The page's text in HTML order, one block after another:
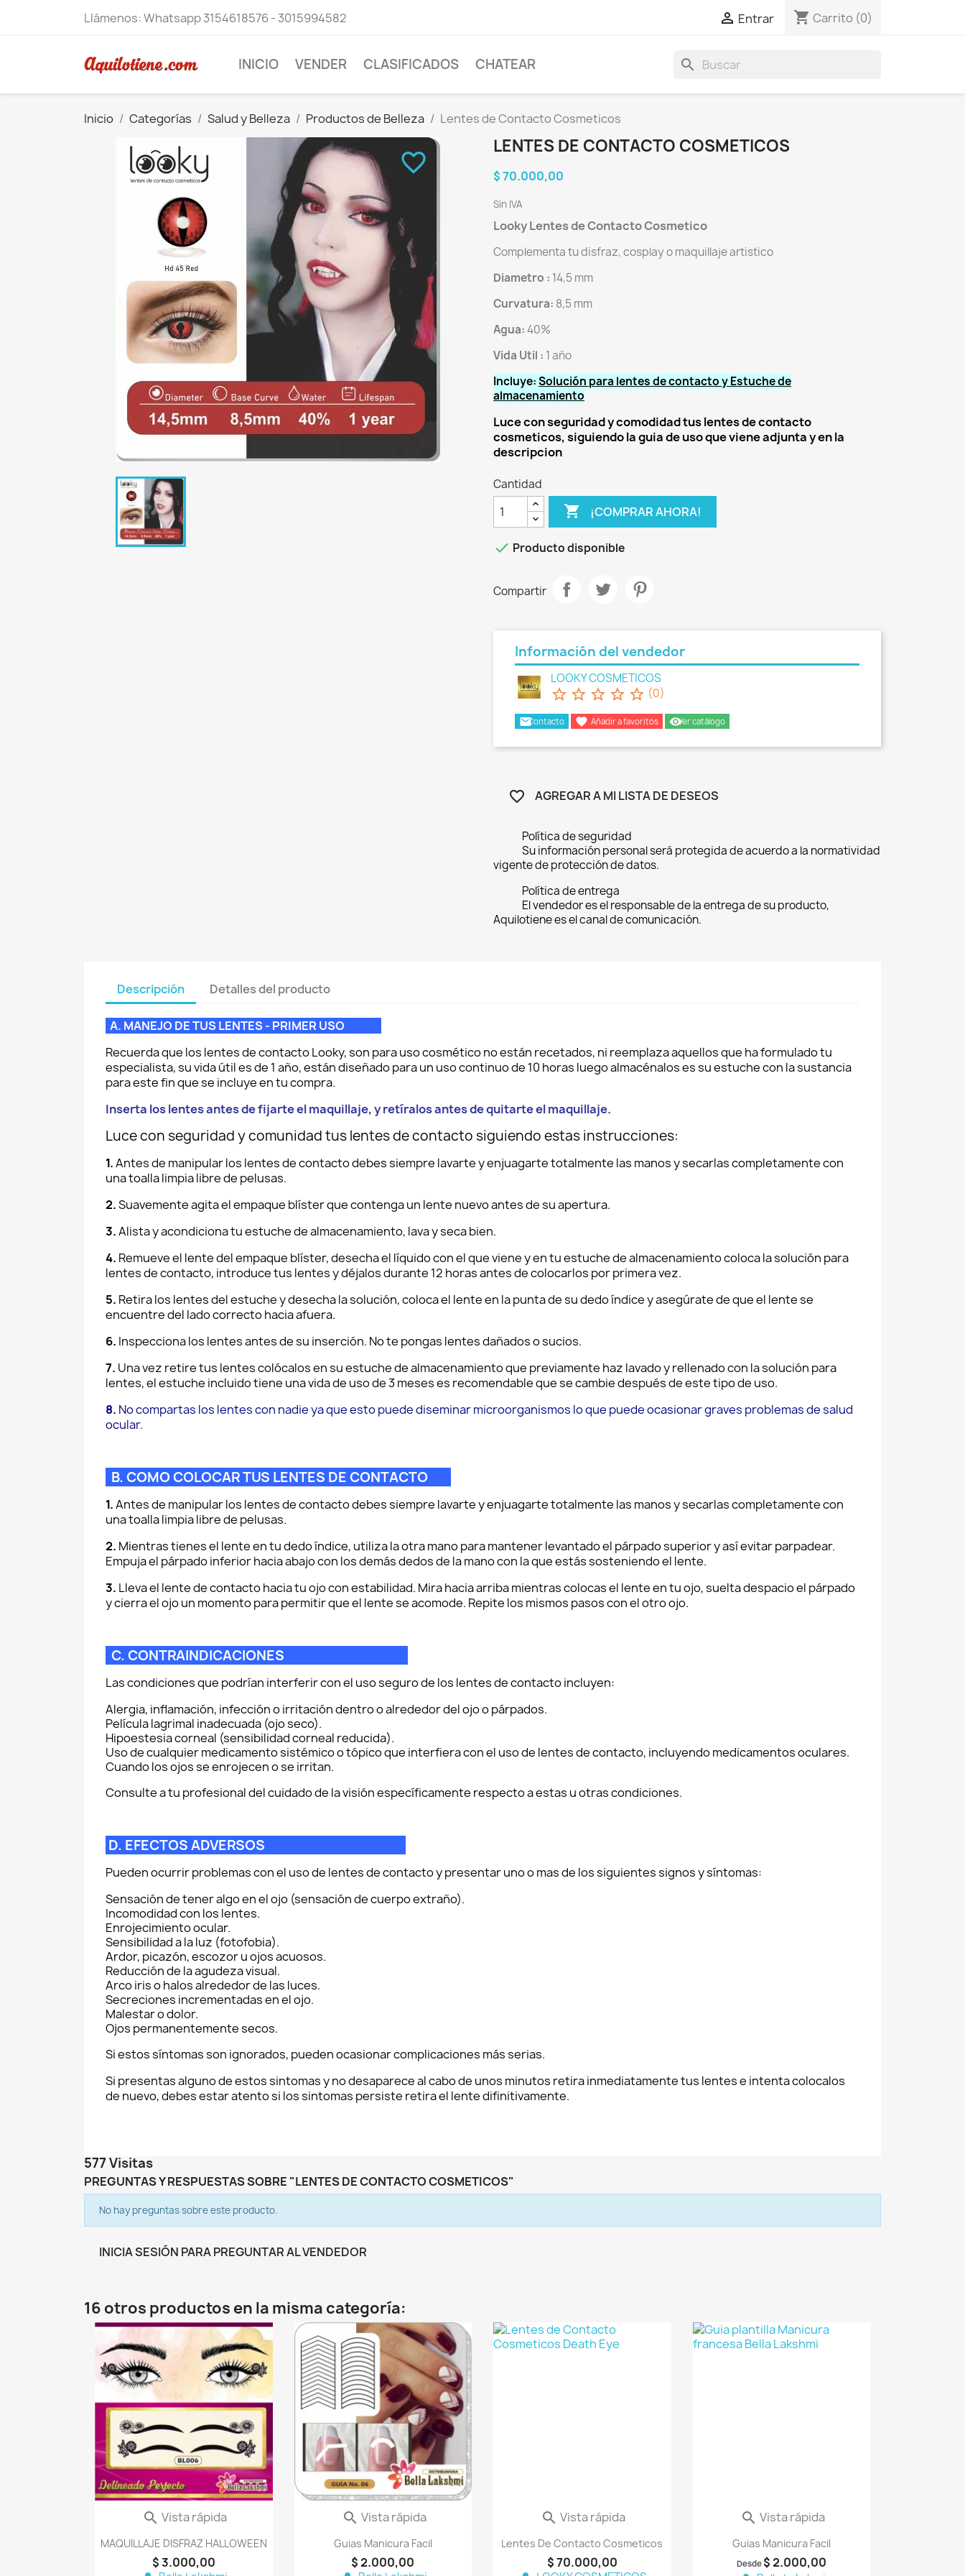
Llámenos:Whatsapp 3154618576 - 3015994582  Entrar shopping_cart Carrito (0)
INICIO VENDER CLASIFICADOS CHATEAR search
Inicio Categorías Salud y Belleza Productos de Belleza Lentes de Contacto Cosmeticos
favorite_border
LENTES DE CONTACTO COSMETICOS
$ 70.000,00
Sin IVA
Looky Lentes de Contacto Cosmetico
Complementa tu disfraz, cosplay o maquillaje artistico
Diametro : 14,5 mm
Curvatura: 8,5 mm
Agua:40%
Vida Util : 1 año
Incluye:Solución para lentes de contacto y Estuche de
almacenamiento
Luce con seguridad y comodidad tus lentes de contacto
cosmeticos, siguiendo la guia de uso que viene adjunta y en la
descripcion
Cantidad
 ¡COMPRAR AHORA!
 Producto disponible
Compartir
Información del vendedor
LOOKY COSMETICOS
star_border star_border star_border star_border star_border (0)
emailContacto  Añadir a favoritos remove_red_eyeVer catálogo
favorite_border AGREGAR A MI LISTA DE DESEOS
Política de seguridad
Su información personal será protegida de acuerdo a la normatividad
vigente de protección de datos.
Política de entrega
El vendedor es el responsable de la entrega de su producto,
Aquilotiene es el canal de comunicación.
Descripción Detalles del producto
A. MANEJO DE TUS LENTES - PRIMER USO
Recuerda que los lentes de contacto Looky, son para uso cosmético no están recetados, ni reemplaza aquellos que ha formulado tu
especialista, su vida útil es de 1 año, están diseñado para un uso continuo de 10 horas luego almacénalos es su estuche con la sustancia
para este fin que se incluye en tu compra.
Inserta los lentes antes de fijarte el maquillaje, y retíralos antes de quitarte el maquillaje.
Luce con seguridad y comunidad tus lentes de contacto siguiendo estas instrucciones:
1.Antes de manipular los lentes de contacto debes siempre lavarte y enjuagarte totalmente las manos y secarlas completamente con
una toalla limpia libre de pelusas.
2.Suavemente agita el empaque blíster que contenga un lente nuevo antes de su apertura.
3.Alista y acondiciona tu estuche de almacenamiento, lava y seca bien.
4. Remueve el lente del empaque blíster, desecha el líquido con el que viene y en tu estuche de almacenamiento coloca la solución para
lentes de contacto, introduce tus lentes y déjalos durante 12 horas antes de colocarlos por primera vez.
5. Retira los lentes del estuche y desecha la solución, coloca el lente en la punta de su dedo índice y asegúrate de que el lente se
encuentre del lado correcto hacia afuera.
6. Inspecciona los lentes antes de su inserción. No te pongas lentes dañados o sucios.
7. Una vez retire tus lentes colócalos en su estuche de almacenamiento que previamente haz lavado y rellenado con la solución para
lentes, el estuche incluido tiene una vida de uso de 3 meses es recomendable que se cambie después de este tipo de uso.
8. No compartas los lentes con nadie ya que esto puede diseminar microorganismos lo que puede ocasionar graves problemas de salud
ocular.
B. COMO COLOCAR TUS LENTES DE CONTACTO
1.Antes de manipular los lentes de contacto debes siempre lavarte y enjuagarte totalmente las manos y secarlas completamente con
una toalla limpia libre de pelusas.
2. Mientras tienes el lente en tu dedo índice, utiliza la otra mano para mantener levantado el párpado superior y así evitar parpadear.
Empuja el párpado inferior hacia abajo con los demás dedos de la mano con la que estás sosteniendo el lente.
3. Lleva el lente de contacto hacia tu ojo con estabilidad. Mira hacia arriba mientras colocas el lente en tu ojo, suelta despacio el párpado
y cierra el ojo un momento para permitir que el lente se acomode. Repite los mismos pasos con el otro ojo.
C. CONTRAINDICACIONES
Las condiciones que podrían interferir con el uso seguro de los lentes de contacto incluyen:
Alergia, inflamación, infección o irritación dentro o alrededor del ojo o párpados.
Película lagrimal inadecuada (ojo seco).
Hipoestesia corneal (sensibilidad corneal reducida).
Uso de cualquier medicamento sistémico o tópico que interfiera con el uso de lentes de contacto, incluyendo medicamentos oculares.
Cuando los ojos se enrojecen o se irritan.
Consulte a tu profesional del cuidado de la visión específicamente respecto a estas u otras condiciones.
D. EFECTOS ADVERSOS
Pueden ocurrir problemas con el uso de lentes de contacto y presentar uno o mas de los siguientes signos y síntomas:
Sensación de tener algo en el ojo (sensación de cuerpo extraño).
Incomodidad con los lentes.
Enrojecimiento ocular.
Sensibilidad a la luz (fotofobia).
Ardor, picazón, escozor u ojos acuosos.
Reducción de la agudeza visual.
Arco iris o halos alrededor de las luces.
Secreciones incrementadas en el ojo.
Malestar o dolor.
Ojos permanentemente secos.
Si estos síntomas son ignorados, pueden ocasionar complicaciones más serias.
Si presentas alguno de estos sintomas y no desaparece al cabo de unos minutos retira inmediatamente tus lentes e intenta colocalos
de nuevo, debes estar atento si los sintomas persiste retira el lente difinitivamente.
577 Visitas
PREGUNTAS Y RESPUESTAS SOBRE "LENTES DE CONTACTO COSMETICOS"
No hay preguntas sobre este producto.
INICIA SESIÓN PARA PREGUNTAR AL VENDEDOR
16 otros productos en la misma categoría:
MAQUILLAJE DISFRAZ HALLOWEEN
$ 3.000,00
favorite_border
 Vista rápida
Guias Manicura Facil
$ 2.000,00
favorite_border
 Vista rápida
Lentes De Contacto Cosmeticos
$ 70.000,00
 Vista rápida
Guias Manicura Facil
Desde $ 2.000,00
 Vista rápida